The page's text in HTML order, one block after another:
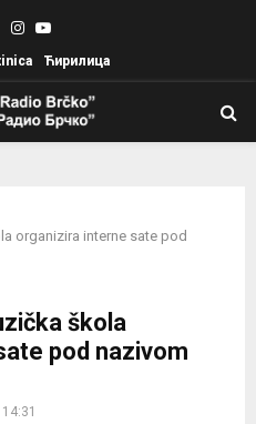
Instagram
Youtube
Ћирилица
organizira interne sate pod
škola
pod nazivom